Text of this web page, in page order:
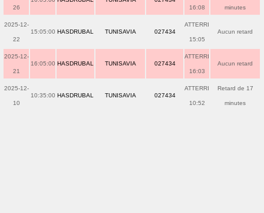
26 16:08 minutes
2025-12-
22
15:05:00 HASDRUBAL TUNISAVIA 027434
ATTERRI
15:05
Aucun retard
2025-12-
21
16:05:00 HASDRUBAL TUNISAVIA 027434
ATTERRI
16:03
Aucun retard
2025-12-
10
10:35:00 HASDRUBAL TUNISAVIA 027434
ATTERRI
10:52
Retard de 17
minutes